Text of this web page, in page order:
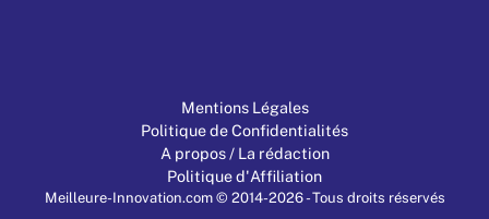
Mentions Légales
Politique de Confidentialités
A propos / La rédaction
Politique d'Affiliation
Meilleure-Innovation.com © 2014-2026 - Tous droits réservés